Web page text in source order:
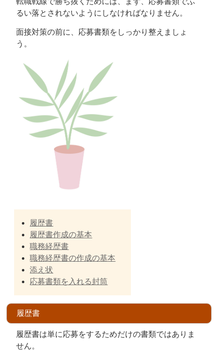
るい落とされないようにしなければなりません。
面接対策の前に、応募書類をしっかり整えましょ
う。
履歴書
履歴書作成の基本
職務経歴書
職務経歴書の作成の基本
添え状
応募書類を入れる封筒
履歴書
履歴書は単に応募をするためだけの書類ではありま
せん。